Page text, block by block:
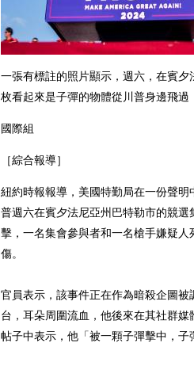
一張有標註的照片顯示，週六，在賓
枚看起來是子彈的物體從川普身邊飛過
國際組
［綜合報導］
紐約時報報導，美國特勤局在一份聲明
普週六在賓夕法尼亞州巴特勒市的競
擊，一名集會參與者和一名槍手嫌疑
傷。
官員表示，該事件正在作為暗殺企圖
台，耳朵周圍流血，他後來在其社群媒
帖子中表示，他「被一顆子彈擊中，